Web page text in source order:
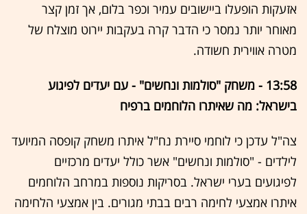
אזעקות הופעלו ביישובים עמיר וכפר בלום, אך זמן קצר
מאוחר יותר נמסר כי הדבר קרה בעקבות יירוט מוצלח של
מטרה אווירית חשודה.
13:58 - משחק "סולמות ונחשים" - עם יעדים לפיגוע
בישראל: מה שאיתרו הלוחמים ברפיח
צה"ל עדכן כי לוחמי סיירת נח"ל איתרו משחק קופסה המיועד
לילדים - "סולמות ונחשים" אשר כולל יעדים מרכזיים
לפיגועים בערי ישראל. בסריקות נוספות במרחב הלוחמים
איתרו אמצעי לחימה רבים בבתי מגורים. בין אמצעי הלחימה